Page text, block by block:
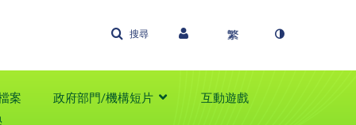
搜尋
案 政府部門/機構短片
互動遊戲